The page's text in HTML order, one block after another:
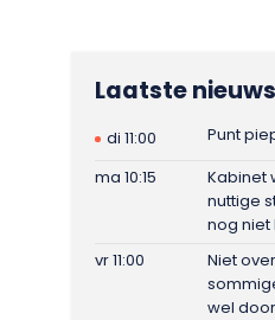
Laatste nieuws
di 11:00
Punt
ma 10:15
Kabinet
nuttige
nog niet
vr 11:00
Niet
wel door